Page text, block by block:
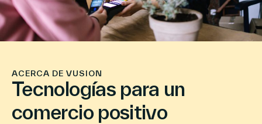
Informaciones prácticas
Comercio positivo
ACERCA DE VUSION
Tecnologías para un
comercio positivo